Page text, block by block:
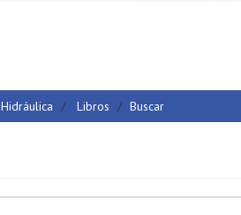
Hidráulica Libros Buscar